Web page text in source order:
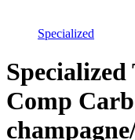
Specialized
Comp